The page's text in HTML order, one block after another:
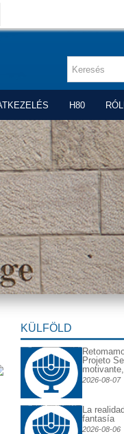
H80
KÜLFÖLD
Projeto
2026-08-07
La
fantasía
2026-08-06